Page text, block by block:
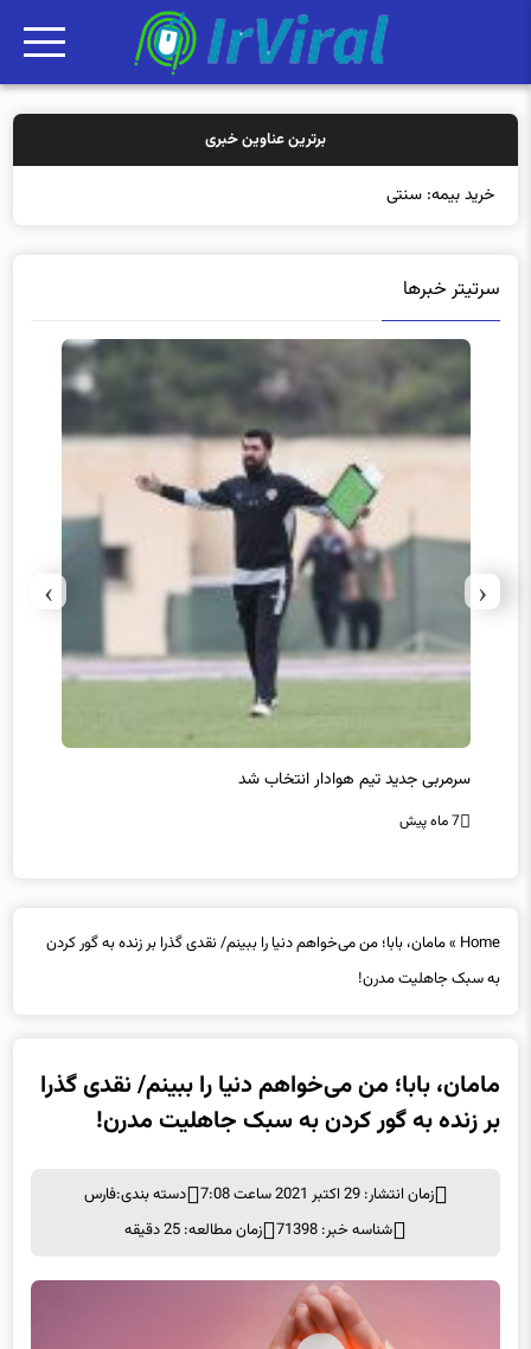
برترین عناوین خبری
خرید بیمه: سنتی یا آنلاین؟ کدامیک تجربه
سرتیتر خبرها
سرمربی جدید تیم هوادار انتخاب شد
7 ماه پیش
‹
›
Home
»مامان، بابا؛ من می‌خواهم دنیا را ببینم/ نقدی گذرا بر زنده‌ به گور کردن
به سبک جاهلیت مدرن!
مامان، بابا؛ من می‌خواهم دنیا را ببینم/ نقدی گذرا
بر زنده‌ به گور کردن به سبک جاهلیت مدرن!
زمان انتشار: 29 اکتبر 2021 ساعت 7:08 دسته بندی:فارس
شناسه خبر: 71398
زمان مطالعه: 25 دقیقه